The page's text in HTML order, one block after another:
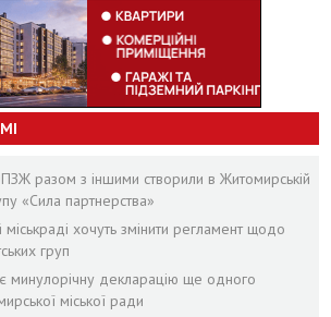
разом з іншими створили в Житомирській
«Сила партнерства»
хочуть змінити регламент щодо
груп
минулорічну декларацію ще одного
міської ради